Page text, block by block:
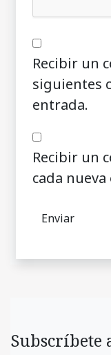
Recibir un
siguientes
entrada.
Recibir un
cada
Subscríbete